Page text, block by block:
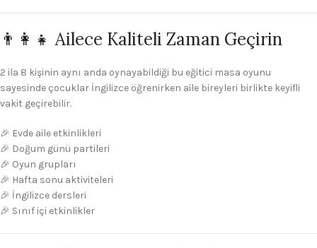
👨‍👩‍👧 Ailece Kaliteli Zaman Geçirin
2 ila 8 kişinin aynı anda oynayabildiği bu eğitici masa oyunu
sayesinde çocuklar İngilizce öğrenirken aile bireyleri birlikte keyifli
vakit geçirebilir.
🎉 Evde aile etkinlikleri
🎉 Doğum günü partileri
🎉 Oyun grupları
🎉 Hafta sonu aktiviteleri
🎉 İngilizce dersleri
🎉 Sınıf içi etkinlikler